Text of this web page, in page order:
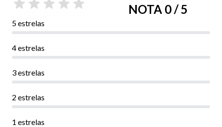
NOTA 0 / 5
5 estrelas
4 estrelas
3 estrelas
2 estrelas
1 estrelas